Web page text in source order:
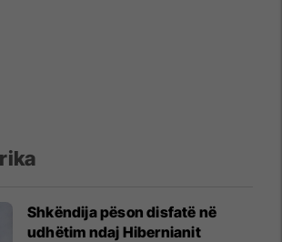
Shkëndija pëson disfatë në
udhëtim ndaj Hibernianit